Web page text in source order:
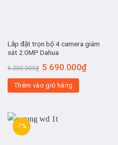
Lắp đặt trọn bộ 4 camera giám
sát 2.0MP Dahua
6.200.000₫ 5.690.000₫
Thêm vào giỏ hàng
-7%